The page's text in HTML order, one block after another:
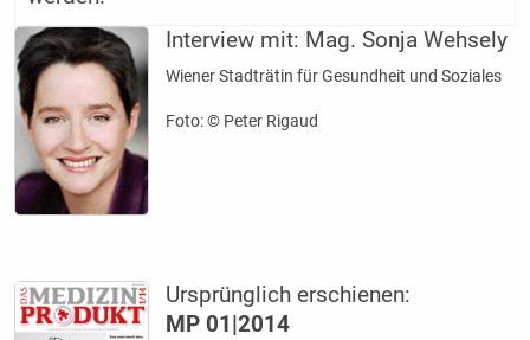
Interview mit: Mag. Sonja Wehsely
Wiener Stadträtin für Gesundheit und Soziales
Foto: © Peter Rigaud
Ursprünglich erschienen:
MP 01|2014